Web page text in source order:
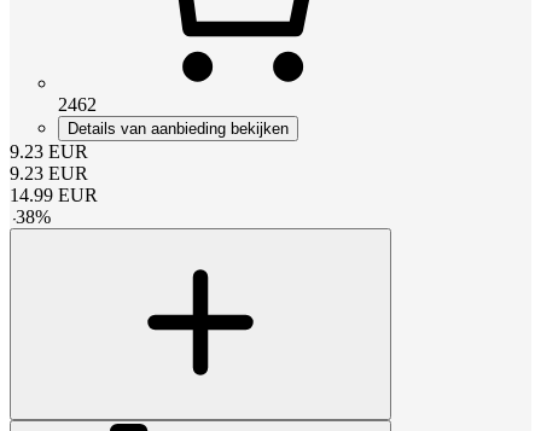
2462
Details van aanbieding bekijken
9.23 EUR
9.23 EUR
14.99 EUR
-38%